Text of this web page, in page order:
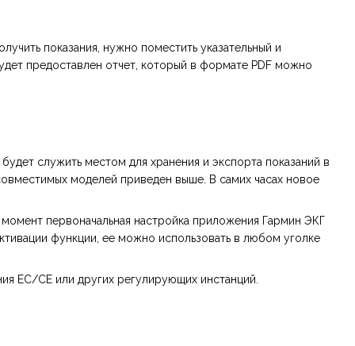
показания, нужно поместить указательный и
предоставлен отчет, который в формате PDF можно
служить местом для хранения и экспорта показаний в
моделей приведен выше. В самих часах новое
первоначальная настройка приложения Гармин ЭКГ
функции, ее можно использовать в любом уголке
ЕС/CE или других регулирующих инстанций.